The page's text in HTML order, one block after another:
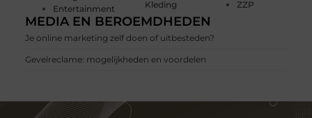
Entertainment
Kleding
ZZP
MEDIA EN BEROEMDHEDEN
Je online marketing zelf doen of uitbesteden?
Gevelreclame: mogelijkheden en voordelen